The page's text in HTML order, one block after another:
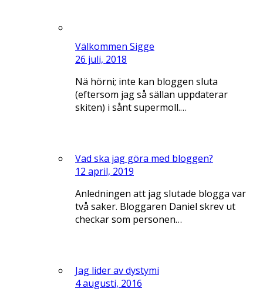
Välkommen Sigge
26 juli, 2018
Nä hörni; inte kan bloggen sluta
(eftersom jag så sällan uppdaterar
skiten) i sånt supermoll.…
Vad ska jag göra med bloggen?
12 april, 2019
Anledningen att jag slutade blogga var
två saker. Bloggaren Daniel skrev ut
checkar som personen…
Jag lider av dystymi
4 augusti, 2016